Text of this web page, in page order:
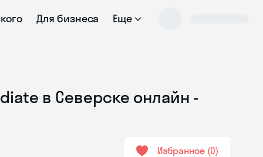
Для бизнеса Еще
в Северске онлайн -
Избранное 0